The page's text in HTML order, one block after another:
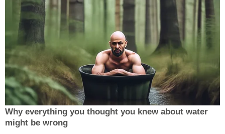
Why everything you thought you knew about water
might be wrong